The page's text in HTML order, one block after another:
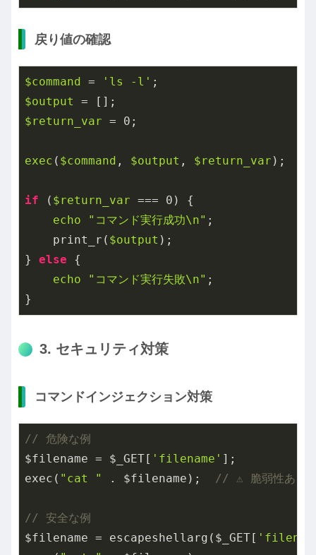
戻り値の確認
$command = 'ls -l'
$output
$return_var = 0;
exec ( $command , $output , $return_var );
if ( $return_var === 0) {
echo
"コマンド実行成功\n" ;
    print_r(
$output );
} else {
echo
"コマンド実行失敗\n" ;
}
3. セキュリティ対策
コマンドインジェクション対策
// 危険な例
$filename = $_GET[ 'filename' ];
exec( "cat " . $filename); // ⚠️ 脆弱性あり
// 安全な例
$filename = escapeshellarg($_GET[